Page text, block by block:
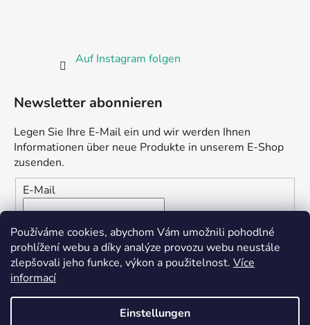
Používáme cookies, abychom Vám umožnili pohodlné
prohlížení webu a díky analýze provozu webu neustále
zlepšovali jeho funkce, výkon a použitelnost. Více
informací
Einstellungen
Auf Instagram folgen
Newsletter abonnieren
Legen Sie Ihre E-Mail ein und wir werden Ihnen
Informationen über neue Produkte in unserem E-Shop
zusenden.
E-Mail
Vložením e-mailu souhlasíte s
podmínkami ochrany
osobních údajů
ANMELDEN